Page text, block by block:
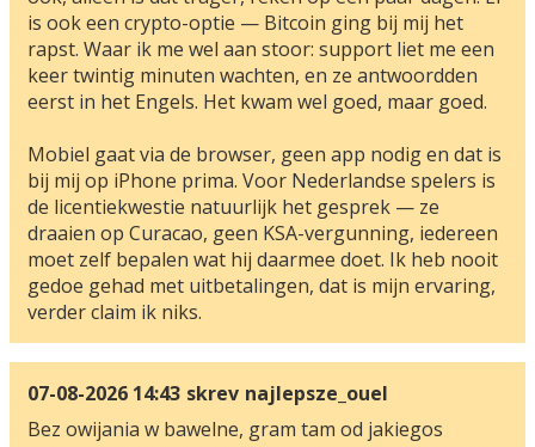
is ook een crypto-optie — Bitcoin ging bij mij het
rapst. Waar ik me wel aan stoor: support liet me een
keer twintig minuten wachten, en ze antwoordden
eerst in het Engels. Het kwam wel goed, maar goed.
Mobiel gaat via de browser, geen app nodig en dat is
bij mij op iPhone prima. Voor Nederlandse spelers is
de licentiekwestie natuurlijk het gesprek — ze
draaien op Curacao, geen KSA-vergunning, iedereen
moet zelf bepalen wat hij daarmee doet. Ik heb nooit
gedoe gehad met uitbetalingen, dat is mijn ervaring,
verder claim ik niks.
07-08-2026 14:43 skrev najlepsze_ouel
Bez owijania w bawelne, gram tam od jakiegos